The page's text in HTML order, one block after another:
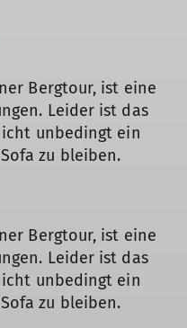
Bergtour, ist eine
Leider ist das
unbedingt ein
zu bleiben.
Bergtour, ist eine
Leider ist das
unbedingt ein
zu bleiben.